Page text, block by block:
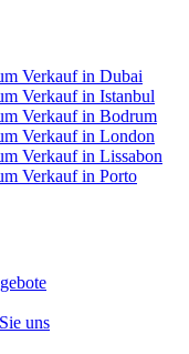
Verkauf in Dubai
Verkauf in Istanbul
Verkauf in Bodrum
Verkauf in London
Verkauf in Lissabon
Verkauf in Porto
uns